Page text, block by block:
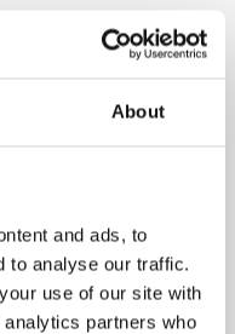
About
and ads, to
to analyse our traffic.
use of our site with
partners who
KORES!
und DIY-Projekte
nötig
Kegelspitze